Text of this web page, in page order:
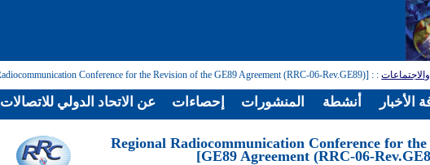
:
: [Regional Radiocommunication Conference for the Revision of the GE89 Agreement (RRC-06-Rev.GE89)]
[Regional Radiocommunication Conference for
GE89 Agreement (RRC-06-
عن الاتحاد الدولي للاتصالات إحصاءات المنشورات أنشطة الأخبار